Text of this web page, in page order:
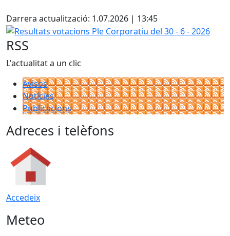
Darrera actualització: 1.07.2026 | 13:45
Resultats votacions Ple Corporatiu del 30 - 6 - 2026
RSS
L'actualitat a un clic
Avisos
Notícies
Publicacions
Adreces i telèfons
Accedeix
Meteo